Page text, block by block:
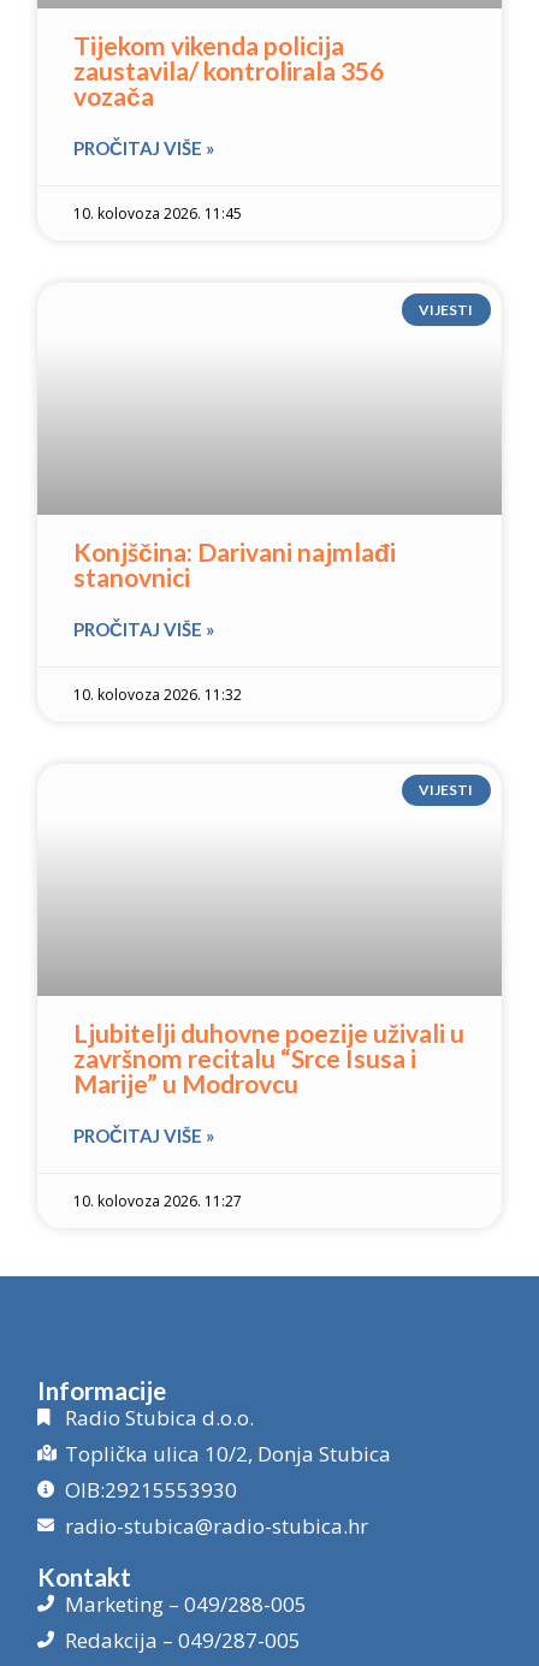
Tijekom vikenda policija
zaustavila/ kontrolirala 356
vozača
PROČITAJ VIŠE »
10. kolovoza 2026. 11:45
VIJESTI
Konjščina: Darivani najmlađi
stanovnici
PROČITAJ VIŠE »
10. kolovoza 2026. 11:32
VIJESTI
Ljubitelji duhovne poezije uživali u
završnom recitalu “Srce Isusa i
Marije” u Modrovcu
PROČITAJ VIŠE »
10. kolovoza 2026. 11:27
Informacije
Radio Stubica d.o.o.
Toplička ulica 10/2, Donja Stubica
OIB:29215553930
radio-stubica@radio-stubica.hr
Kontakt
Marketing – 049/288-005
Redakcija – 049/287-005